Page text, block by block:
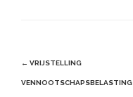
Post
navigation
← VRIJSTELLING
VENNOOTSCHAPSBELASTING